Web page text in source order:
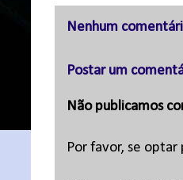
Nenhum
Postar um
Não publicamos
Por favor, se